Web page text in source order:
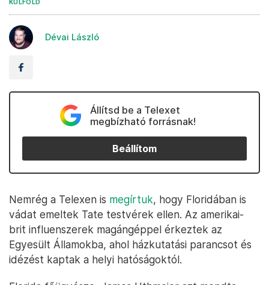
KÜLFÖLD
Dévai László
Állítsd be a Telexet
megbízható forrásnak!
Beállítom
Nemrég a Telexen is megírtuk, hogy Floridában is
vádat emeltek Tate testvérek ellen. Az amerikai-
brit influenszerek magángéppel érkeztek az
Egyesült Államokba, ahol házkutatási parancsot és
idézést kaptak a helyi hatóságoktól.